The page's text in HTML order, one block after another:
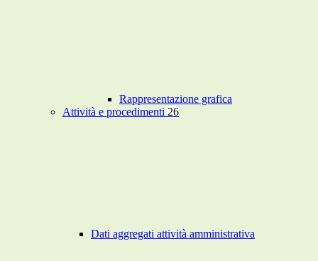
Rappresentazione grafica
Attività e procedimenti 26
Dati aggregati attività amministrativa